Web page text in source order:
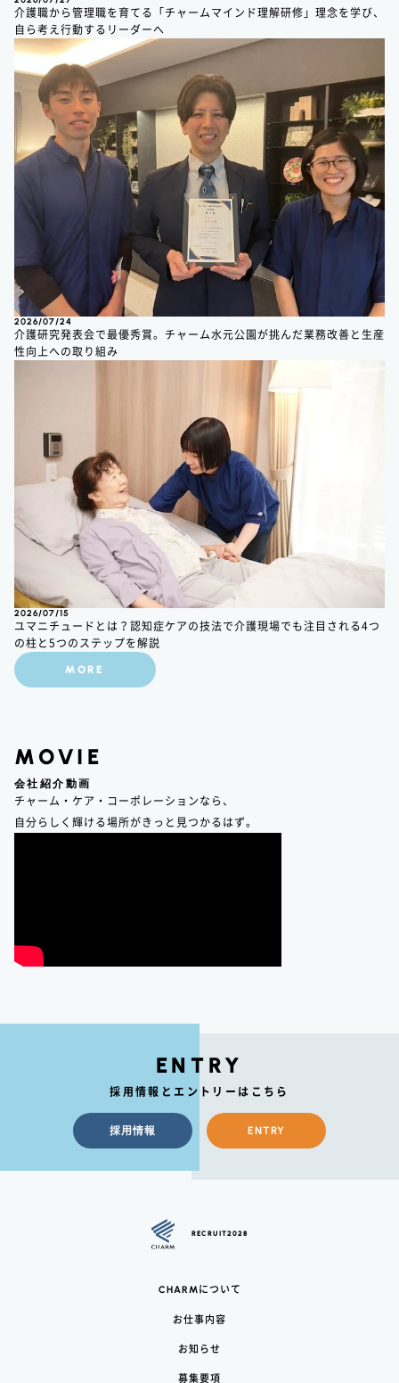
介護職から管理職を育てる「チャームマインド理解研修」理念を学び、
自ら考え行動するリーダーへ
2026/07/24
介護研究発表会で最優秀賞。チャーム水元公園が挑んだ業務改善と生産
性向上への取り組み
2026/07/15
ユマニチュードとは？認知症ケアの技法で介護現場でも注目される4つ
の柱と5つのステップを解説
MORE
MOVIE
会社紹介動画
チャーム・ケア・コーポレーションなら、
自分らしく輝ける場所がきっと見つかるはず。
ENTRY
採用情報とエントリーはこちら
採用情報 ENTRY
RECRUIT2028
CHARMについて
お仕事内容
お知らせ
募集要項